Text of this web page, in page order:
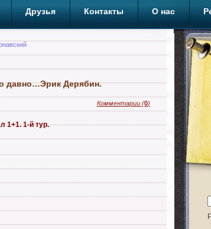
Друзья Контакты О нас
давно…Эрик Дерябин.
Комментарии (0)
1+1. 1-й тур.